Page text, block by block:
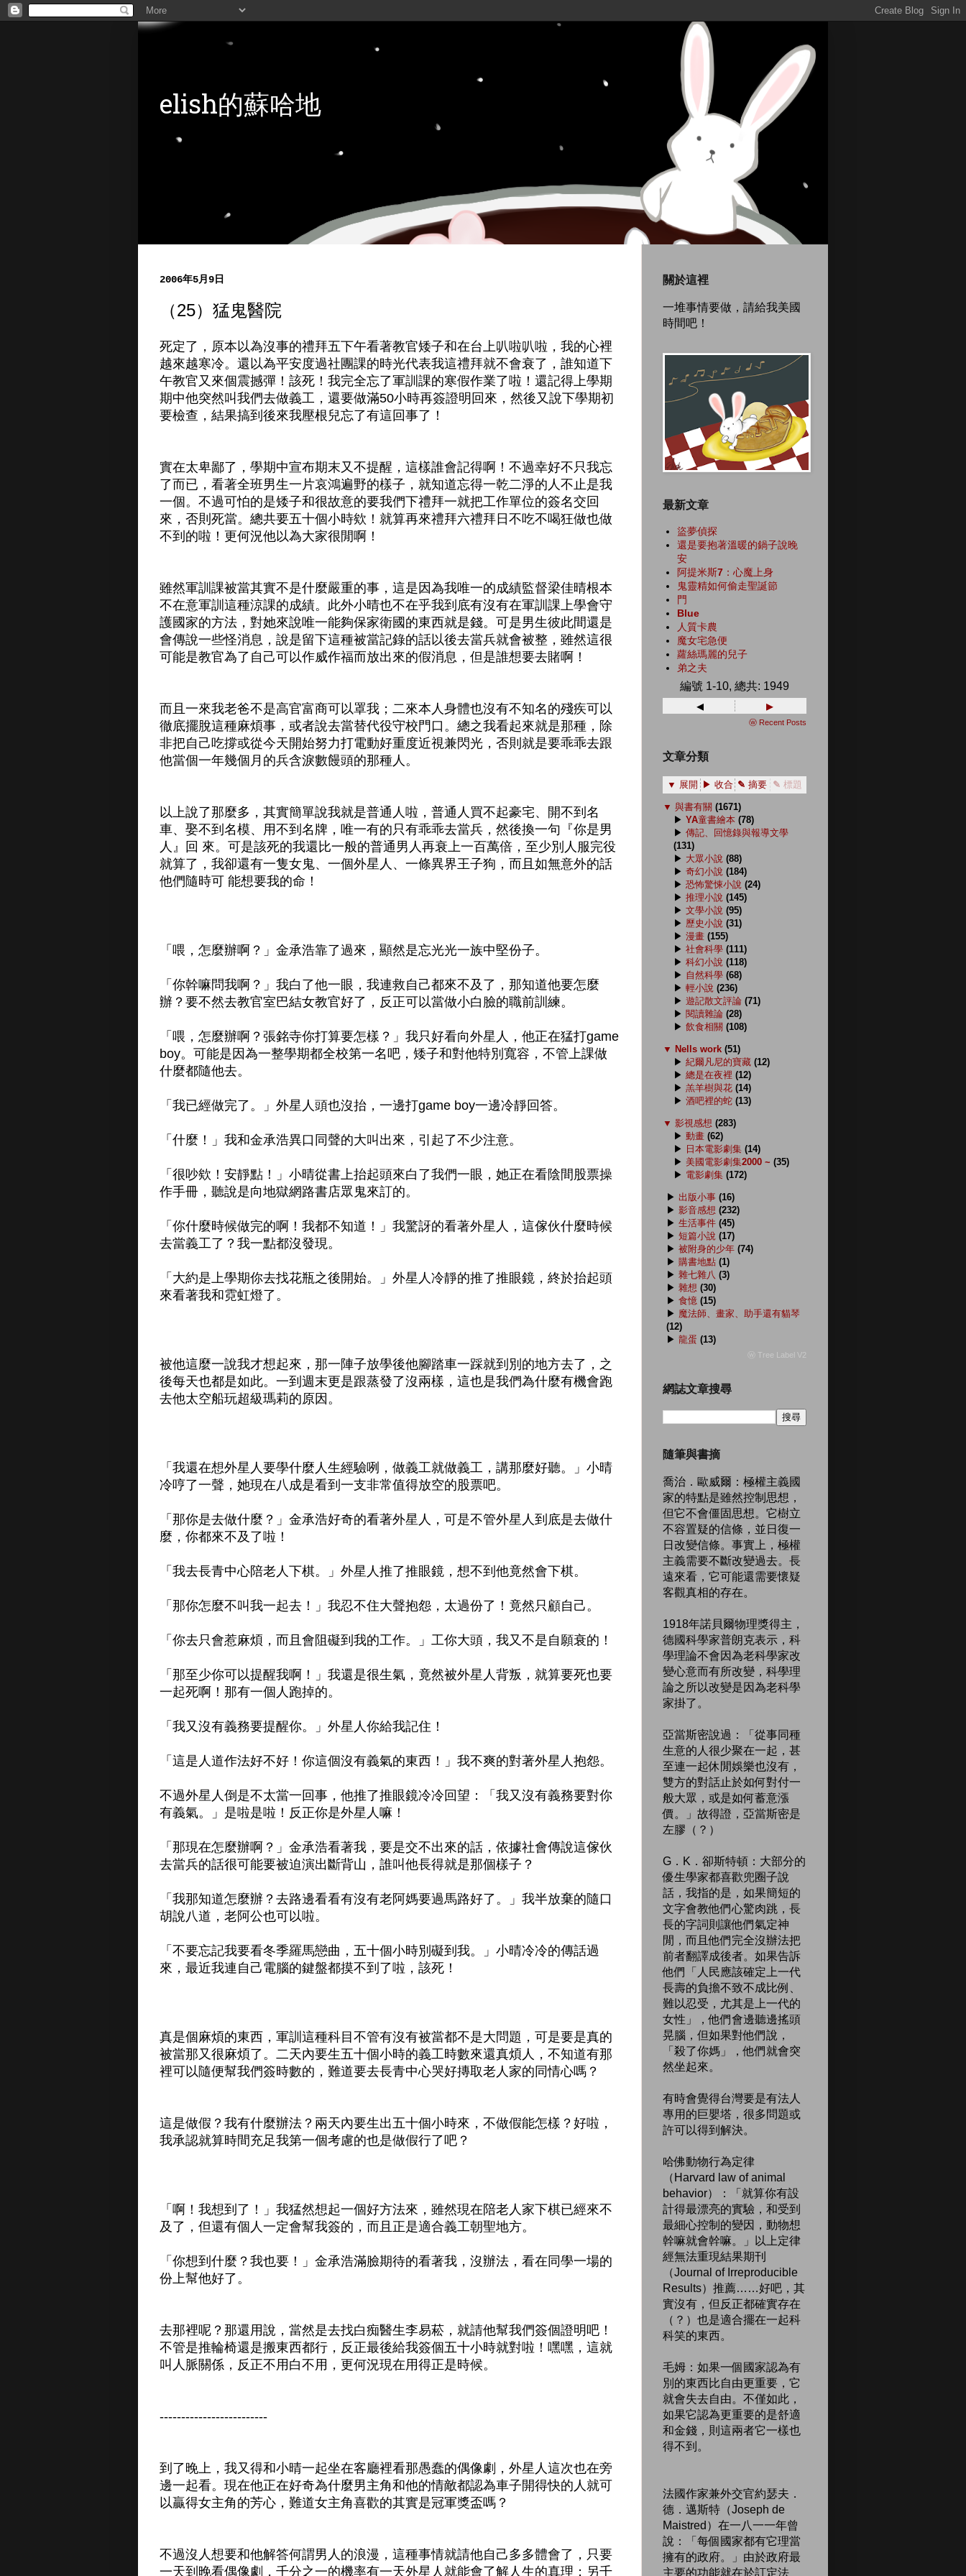
elish的蘇哈地
2006年5月9日
（25）猛鬼醫院
死定了，原本以為沒事的禮拜五下午看著教官矮子和在台上叭啦叭啦，我的心裡
越來越寒冷。還以為平安度過社團課的時光代表我這禮拜就不會衰了，誰知道下
午教官又來個震撼彈！該死！我完全忘了軍訓課的寒假作業了啦！還記得上學期
期中他突然叫我們去做義工，還要做滿50小時再簽證明回來，然後又說下學期初
要檢查，結果搞到後來我壓根兒忘了有這回事了！
實在太卑鄙了，學期中宣布期末又不提醒，這樣誰會記得啊！不過幸好不只我忘
了而已，看著全班男生一片哀鴻遍野的樣子，就知道忘得一乾二淨的人不止是我
一個。不過可怕的是矮子和很故意的要我們下禮拜一就把工作單位的簽名交回
來，否則死當。總共要五十個小時欸！就算再來禮拜六禮拜日不吃不喝狂做也做
不到的啦！更何況他以為大家很閒啊！
雖然軍訓課被當其實不是什麼嚴重的事，這是因為我唯一的成績監督梁佳晴根本
不在意軍訓這種涼課的成績。此外小晴也不在乎我到底有沒有在軍訓課上學會守
護國家的方法，對她來說唯一能夠保家衛國的東西就是錢。可是男生彼此間還是
會傳說一些怪消息，說是留下這種被當記錄的話以後去當兵就會被整，雖然這很
可能是教官為了自己可以作威作福而放出來的假消息，但是誰想要去賭啊！
而且一來我老爸不是高官富商可以罩我；二來本人身體也沒有不知名的殘疾可以
徹底擺脫這種麻煩事，或者說去當替代役守校門口。總之我看起來就是那種，除
非把自己吃撐或從今天開始努力打電動好重度近視兼閃光，否則就是要乖乖去跟
他當個一年幾個月的兵含淚數饅頭的那種人。
以上說了那麼多，其實簡單說我就是普通人啦，普通人買不起豪宅、開不到名
車、娶不到名模、用不到名牌，唯一有的只有乖乖去當兵，然後換一句『你是男
人』回 來。可是該死的我還比一般的普通男人再衰上一百萬倍，至少別人服完役
就算了，我卻還有一隻女鬼、一個外星人、一條異界王子狗，而且如無意外的話
他們隨時可 能想要我的命！
「喂，怎麼辦啊？」金承浩靠了過來，顯然是忘光光一族中堅份子。
「你幹嘛問我啊？」我白了他一眼，我連救自己都來不及了，那知道他要怎麼
辦？要不然去教官室巴結女教官好了，反正可以當做小白臉的職前訓練。
「喂，怎麼辦啊？張銘寺你打算要怎樣？」我只好看向外星人，他正在猛打game
boy。可能是因為一整學期都全校第一名吧，矮子和對他特別寬容，不管上課做
什麼都隨他去。
「我已經做完了。」外星人頭也沒抬，一邊打game boy一邊冷靜回答。
「什麼！」我和金承浩異口同聲的大叫出來，引起了不少注意。
「很吵欸！安靜點！」小晴從書上抬起頭來白了我們一眼，她正在看陰間股票操
作手冊，聽說是向地獄網路書店眾鬼來訂的。
「你什麼時候做完的啊！我都不知道！」我驚訝的看著外星人，這傢伙什麼時候
去當義工了？我一點都沒發現。
「大約是上學期你去找花瓶之後開始。」外星人冷靜的推了推眼鏡，終於抬起頭
來看著我和霓虹燈了。
被他這麼一說我才想起來，那一陣子放學後他腳踏車一踩就到別的地方去了，之
後每天也都是如此。一到週末更是跟蒸發了沒兩樣，這也是我們為什麼有機會跑
去他太空船玩超級瑪莉的原因。
「我還在想外星人要學什麼人生經驗咧，做義工就做義工，講那麼好聽。」小晴
冷哼了一聲，她現在八成是看到一支非常值得放空的股票吧。
「那你是去做什麼？」金承浩好奇的看著外星人，可是不管外星人到底是去做什
麼，你都來不及了啦！
「我去長青中心陪老人下棋。」外星人推了推眼鏡，想不到他竟然會下棋。
「那你怎麼不叫我一起去！」我忍不住大聲抱怨，太過份了！竟然只顧自己。
「你去只會惹麻煩，而且會阻礙到我的工作。」工你大頭，我又不是自願衰的！
「那至少你可以提醒我啊！」我還是很生氣，竟然被外星人背叛，就算要死也要
一起死啊！那有一個人跑掉的。
「我又沒有義務要提醒你。」外星人你給我記住！
「這是人道作法好不好！你這個沒有義氣的東西！」我不爽的對著外星人抱怨。
不過外星人倒是不太當一回事，他推了推眼鏡冷冷回望：「我又沒有義務要對你
有義氣。」是啦是啦！反正你是外星人嘛！
「那現在怎麼辦啊？」金承浩看著我，要是交不出來的話，依據社會傳說這傢伙
去當兵的話很可能要被迫演出斷背山，誰叫他長得就是那個樣子？
「我那知道怎麼辦？去路邊看看有沒有老阿媽要過馬路好了。」我半放棄的隨口
胡說八道，老阿公也可以啦。
「不要忘記我要看冬季羅馬戀曲，五十個小時別礙到我。」小晴冷冷的傳話過
來，最近我連自己電腦的鍵盤都摸不到了啦，該死！
真是個麻煩的東西，軍訓這種科目不管有沒有被當都不是大問題，可是要是真的
被當那又很麻煩了。二天內要生五十個小時的義工時數來還真煩人，不知道有那
裡可以隨便幫我們簽時數的，難道要去長青中心哭好摶取老人家的同情心嗎？
這是做假？我有什麼辦法？兩天內要生出五十個小時來，不做假能怎樣？好啦，
我承認就算時間充足我第一個考慮的也是做假行了吧？
「啊！我想到了！」我猛然想起一個好方法來，雖然現在陪老人家下棋已經來不
及了，但還有個人一定會幫我簽的，而且正是適合義工朝聖地方。
「你想到什麼？我也要！」金承浩滿臉期待的看著我，沒辦法，看在同學一場的
份上幫他好了。
去那裡呢？那還用說，當然是去找白痴醫生李易菘，就請他幫我們簽個證明吧！
不管是推輪椅還是搬東西都行，反正最後給我簽個五十小時就對啦！嘿嘿，這就
叫人脈關係，反正不用白不用，更何況現在用得正是時候。
-------------------------
到了晚上，我又得和小晴一起坐在客廳裡看那愚蠢的偶像劇，外星人這次也在旁
邊一起看。現在他正在好奇為什麼男主角和他的情敵都認為車子開得快的人就可
以贏得女主角的芳心，難道女主角喜歡的其實是冠軍獎盃嗎？
不過沒人想要和他解答何謂男人的浪漫，這種事情就請他自己多多體會了，只要
一天到晚看偶像劇，千分之一的機率有一天外星人就能會了解人生的真理；另千
關於這裡
一堆事情要做，請給我美國
時間吧！
最新文章
盜夢偵探
還是要抱著溫暖的鍋子說晚
安
阿提米斯7：心魔上身
鬼靈精如何偷走聖誕節
門
Blue
人質卡農
魔女宅急便
蘿絲瑪麗的兒子
弟之夫
編號 1-10, 總共: 1949
◂ ▸
ⓦ Recent Posts
文章分類
▼ 展開 ▶ 收合 ✎ 摘要 ✎ 標題
▼ 與書有關 (1671)
▶ YA童書繪本 (78)
▶ 傳記、回憶錄與報導文學
(131)
▶ 大眾小說 (88)
▶ 奇幻小說 (184)
▶ 恐怖驚悚小說 (24)
▶ 推理小說 (145)
▶ 文學小說 (95)
▶ 歷史小說 (31)
▶ 漫畫 (155)
▶ 社會科學 (111)
▶ 科幻小說 (118)
▶ 自然科學 (68)
▶ 輕小說 (236)
▶ 遊記散文評論 (71)
▶ 閱讀雜論 (28)
▶ 飲食相關 (108)
▼ Nells work (51)
▶ 紀爾凡尼的寶藏 (12)
▶ 總是在夜裡 (12)
▶ 羔羊樹與花 (14)
▶ 酒吧裡的蛇 (13)
▼ 影視感想 (283)
▶ 動畫 (62)
▶ 日本電影劇集 (14)
▶ 美國電影劇集2000 ~ (35)
▶ 電影劇集 (172)
▶ 出版小事 (16)
▶ 影音感想 (232)
▶ 生活事件 (45)
▶ 短篇小說 (17)
▶ 被附身的少年 (74)
▶ 購書地點 (1)
▶ 雜七雜八 (3)
▶ 雜想 (30)
▶ 食憶 (15)
▶ 魔法師、畫家、助手還有貓琴
(12)
▶ 龍蛋 (13)
ⓦ Tree Label V2
網誌文章搜尋
隨筆與書摘
喬治．歐威爾：極權主義國
家的特點是雖然控制思想，
但它不會僵固思想。它樹立
不容置疑的信條，並日復一
日改變信條。事實上，極權
主義需要不斷改變過去。長
遠來看，它可能還需要懷疑
客觀真相的存在。
1918年諾貝爾物理獎得主，
德國科學家普朗克表示，科
學理論不會因為老科學家改
變心意而有所改變，科學理
論之所以改變是因為老科學
家掛了。
亞當斯密說過：「從事同種
生意的人很少聚在一起，甚
至連一起休閒娛樂也沒有，
雙方的對話止於如何對付一
般大眾，或是如何蓄意漲
價。」故得證，亞當斯密是
左膠（？）
G．K．卻斯特頓：大部分的
優生學家都喜歡兜圈子說
話，我指的是，如果簡短的
文字會教他們心驚肉跳，長
長的字詞則讓他們氣定神
閒，而且他們完全沒辦法把
前者翻譯成後者。如果告訴
他們「人民應該確定上一代
長壽的負擔不致不成比例、
難以忍受，尤其是上一代的
女性」，他們會邊聽邊搖頭
晃腦，但如果對他們說，
「殺了你媽」，他們就會突
然坐起來。
有時會覺得台灣要是有法人
專用的巨嬰塔，很多問題或
許可以得到解決。
哈佛動物行為定律
（Harvard law of animal
behavior）：「就算你有設
計得最漂亮的實驗，和受到
最細心控制的變因，動物想
幹嘛就會幹嘛。」以上定律
經無法重現結果期刊
（Journal of Irreproducible
Results）推薦……好吧，其
實沒有，但反正都確實存在
（？）也是適合擺在一起科
科笑的東西。
毛姆：如果一個國家認為有
別的東西比自由更重要，它
就會失去自由。不僅如此，
如果它認為更重要的是舒適
和金錢，則這兩者它一樣也
得不到。
法國作家兼外交官約瑟夫．
德．邁斯特（Joseph de
Maistred）在一八一一年曾
說：「每個國家都有它理當
擁有的政府。」由於政府最
主要的功能就在於訂定法